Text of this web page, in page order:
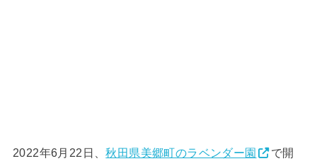
2022年6月22日、秋田県美郷町のラベンダー園
で開